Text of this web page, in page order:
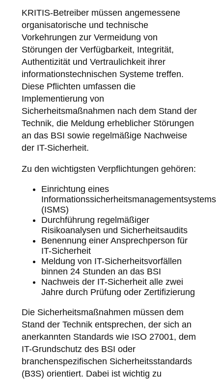
KRITIS-Betreiber müssen angemessene
organisatorische und technische
Vorkehrungen zur Vermeidung von
Störungen der Verfügbarkeit, Integrität,
Authentizität und Vertraulichkeit ihrer
informationstechnischen Systeme treffen.
Diese Pflichten umfassen die
Implementierung von
Sicherheitsmaßnahmen nach dem Stand der
Technik, die Meldung erheblicher Störungen
an das BSI sowie regelmäßige Nachweise
der IT-Sicherheit.
Zu den wichtigsten Verpflichtungen gehören:
Einrichtung eines
Informationssicherheitsmanagementsystems
(ISMS)
Durchführung regelmäßiger
Risikoanalysen und Sicherheitsaudits
Benennung einer Ansprechperson für
IT-Sicherheit
Meldung von IT-Sicherheitsvorfällen
binnen 24 Stunden an das BSI
Nachweis der IT-Sicherheit alle zwei
Jahre durch Prüfung oder Zertifizierung
Die Sicherheitsmaßnahmen müssen dem
Stand der Technik entsprechen, der sich an
anerkannten Standards wie ISO 27001, dem
IT-Grundschutz des BSI oder
branchenspezifischen Sicherheitsstandards
(B3S) orientiert. Dabei ist wichtig zu